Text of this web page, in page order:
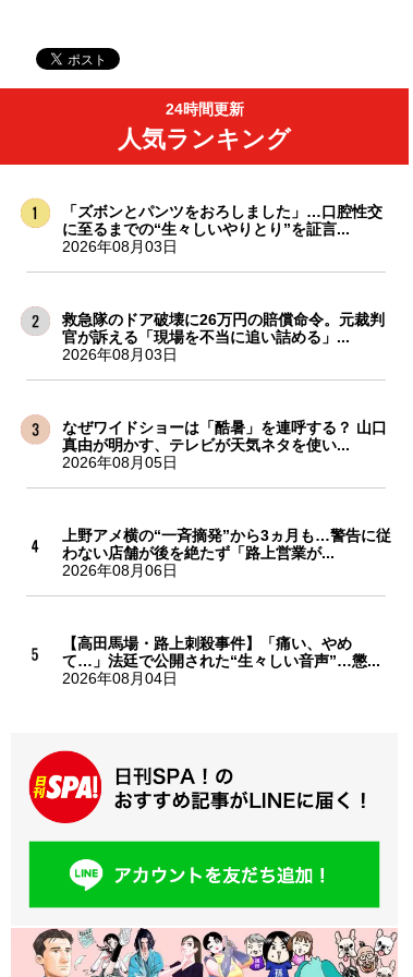
24時間更新
人気ランキング
「ズボンとパンツをおろしました」…口腔性交
に至るまでの“生々しいやりとり”を証言...
2026年08月03日
救急隊のドア破壊に26万円の賠償命令。元裁判
官が訴える「現場を不当に追い詰める」...
2026年08月03日
なぜワイドショーは「酷暑」を連呼する？ 山口
真由が明かす、テレビが天気ネタを使い...
2026年08月05日
上野アメ横の“一斉摘発”から3ヵ月も…警告に従
わない店舗が後を絶たず「路上営業が...
2026年08月06日
【高田馬場・路上刺殺事件】「痛い、やめ
て…」法廷で公開された“生々しい音声”…懲...
2026年08月04日